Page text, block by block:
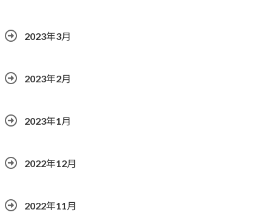
2023年3月
2023年2月
2023年1月
2022年12月
2022年11月